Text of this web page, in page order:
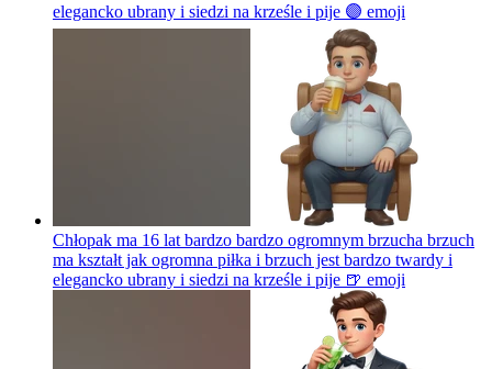
elegancko ubrany i siedzi na krześle i pije 🟣 emoji
Chłopak ma 16 lat bardzo bardzo ogromnym brzucha brzuch
ma kształt jak ogromna piłka i brzuch jest bardzo twardy i
elegancko ubrany i siedzi na krześle i pije 🍺 emoji